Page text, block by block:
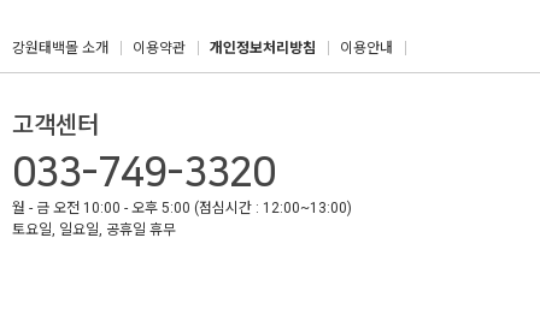
강원태백몰 소개 이용약관 개인정보처리방침 이용안내
고객센터
033-749-3320
월 - 금 오전 10:00 - 오후 5:00 (점심시간 : 12:00~13:00)
토요일, 일요일, 공휴일 휴무